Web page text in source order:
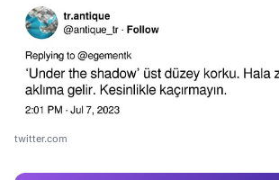
twitter.com